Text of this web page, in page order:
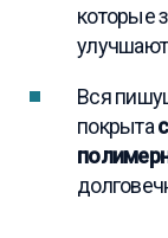
которые
Вся
покрыта